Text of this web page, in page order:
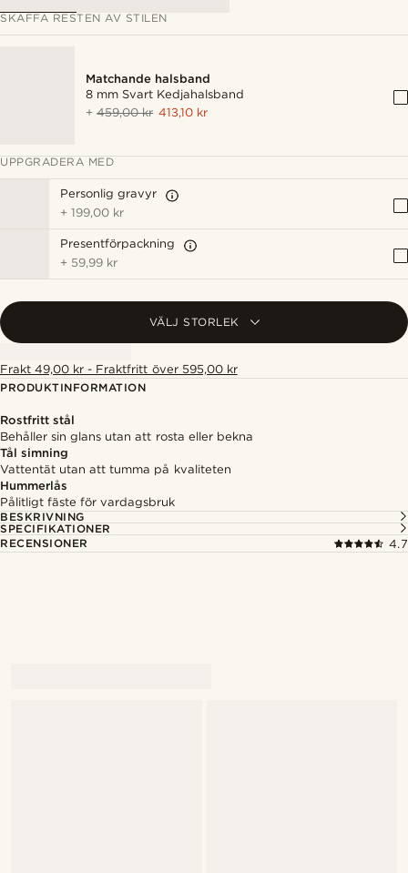
SKAFFA RESTEN AV STILEN
Matchande halsband
8 mm Svart Kedjahalsband
+459,00 kr 413,10 kr
UPPGRADERA MED
Personlig gravyr
+199,00 kr
Presentförpackning
+ 59,99 kr
VÄLJ STORLEK
Frakt 49,00 kr - Fraktfritt över 595,00 kr
PRODUKTINFORMATION
Rostfritt stål
Behåller sin glans utan att rosta eller bekna
Tål simning
Vattentät utan att tumma på kvaliteten
Hummerlås
Pålitligt fäste för vardagsbruk
BESKRIVNING
SPECIFIKATIONER
RECENSIONER
4.7